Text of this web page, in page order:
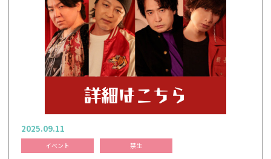
2025.09.11
イベント 禁生